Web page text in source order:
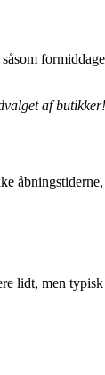
af
lidt, men